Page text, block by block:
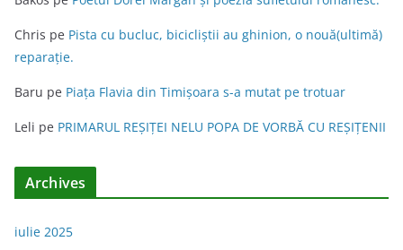
Chris pe Pista cu bucluc, bicicliștii au ghinion, o nouă(ultimă)
reparație.
Baru pe Piața Flavia din Timişoara s-a mutat pe trotuar
Leli pe PRIMARUL REŞIŢEI NELU POPA DE VORBĂ CU REŞIŢENII
Archives
iulie 2025